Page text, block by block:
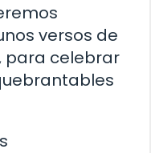
versos de
para celebrar